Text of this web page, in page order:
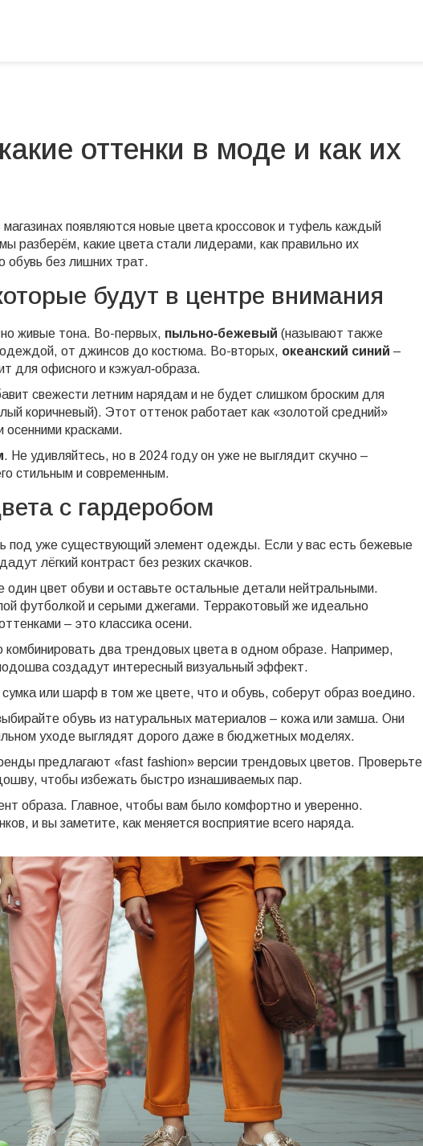
оттенки в моде и как их
появляются новые цвета кроссовок и туфель каждый
разберём, какие цвета стали лидерами, как правильно их
обувь без лишних трат.
будут в центре внимания
живые тона. Во-первых, пыльно‑бежевый (называют также
одеждой, от джинсов до костюма. Во-вторых, океанский синий –
для офисного и кэжуал‑образа.
свежести летним нарядам и не будет слишком броским для
коричневый). Этот оттенок работает как «золотой средний»
осенними красками.
. Не удивляйтесь, но в 2024 году он уже не выглядит скучно –
стильным и современным.
с гардеробом
под уже существующий элемент одежды. Если у вас есть бежевые
лёгкий контраст без резких скачков.
один цвет обуви и оставьте остальные детали нейтральными.
футболкой и серыми джегами. Терракотовый же идеально
– это классика осени.
два трендовых цвета в одном образе. Например,
создадут интересный визуальный эффект.
или шарф в том же цвете, что и обувь, соберут образ воедино.
обувь из натуральных материалов – кожа или замша. Они
уходе выглядят дорого даже в бюджетных моделях.
предлагают «fast fashion» версии трендовых цветов. Проверьте
чтобы избежать быстро изнашиваемых пар.
образа. Главное, чтобы вам было комфортно и уверенно.
и вы заметите, как меняется восприятие всего наряда.